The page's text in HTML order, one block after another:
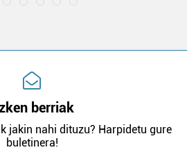
berriak
jakin nahi dituzu? Harpidetu gure
buletinera!